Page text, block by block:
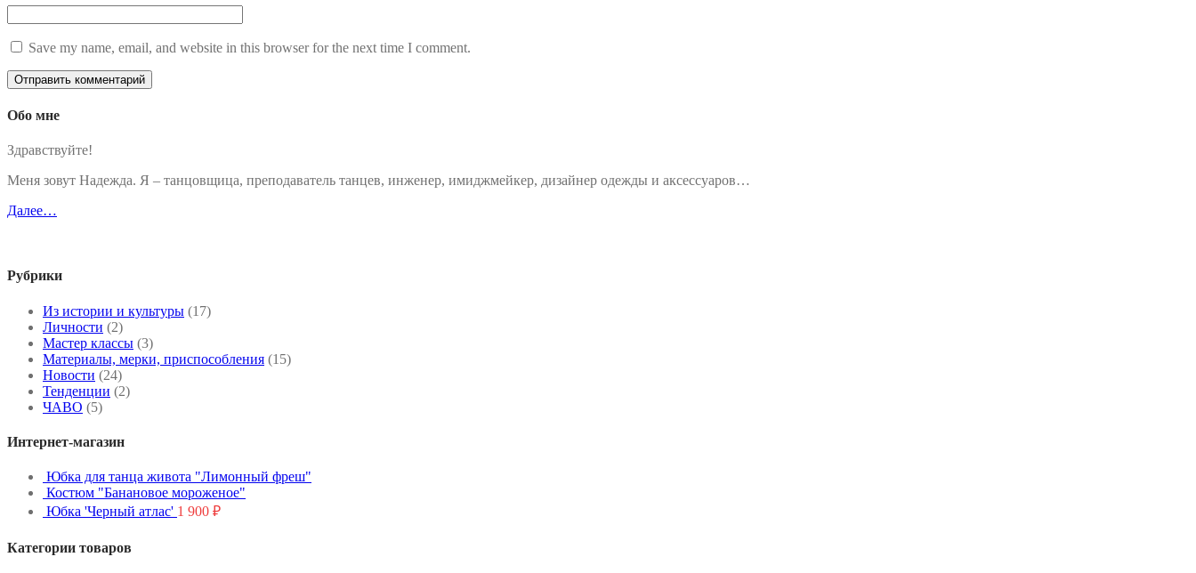
Save my name, email, and website in this browser for the next time I comment.
Обо мне
Здравствуйте!
Меня зовут Надежда. Я – танцовщица, преподаватель танцев, инженер, имиджмейкер, дизайнер одежды и аксессуаров…
Далее…
Рубрики
Из истории и культуры (17)
Личности (2)
Мастер классы (3)
Материалы, мерки, приспособления (15)
Новости (24)
Тенденции (2)
ЧАВО (5)
Интернет-магазин
Юбка для танца живота "Лимонный фреш"
Костюм "Банановое мороженое"
Юбка 'Черный атлас' 1 900 ₽
Категории товаров